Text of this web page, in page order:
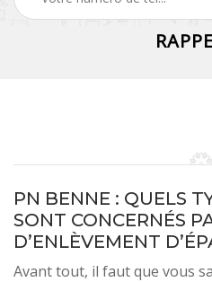
PN BENNE : QUELS
SONT CONCERNÉS
D’ENLÈVEMENT
Avant tout, il faut que vous